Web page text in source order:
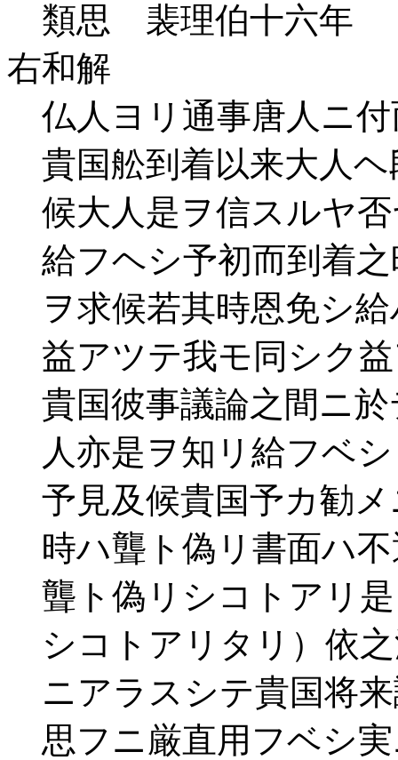
類思 裴理伯十六年
右和解
仏人ヨリ通事唐人ニ付
貴国舩到着以来大人ヘ
候大人是ヲ信スルヤ
給フヘシ予初而到着之
ヲ求候若其時恩免シ
益アツテ我モ同シク
貴国彼事議論之間ニ於
人亦是ヲ知リ給フベシ
予見及候貴国予カ勧
時ハ聾ト偽リ書面ハ
聾ト偽リシコトアリ
シコトアリタリ）依
ニアラスシテ貴国将
思フニ厳直用フベシ